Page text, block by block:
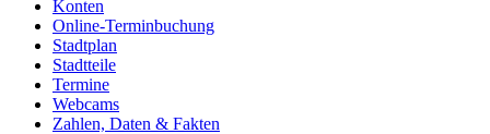
Konten
Online-Terminbuchung
Stadtplan
Stadtteile
Termine
Webcams
Zahlen, Daten & Fakten